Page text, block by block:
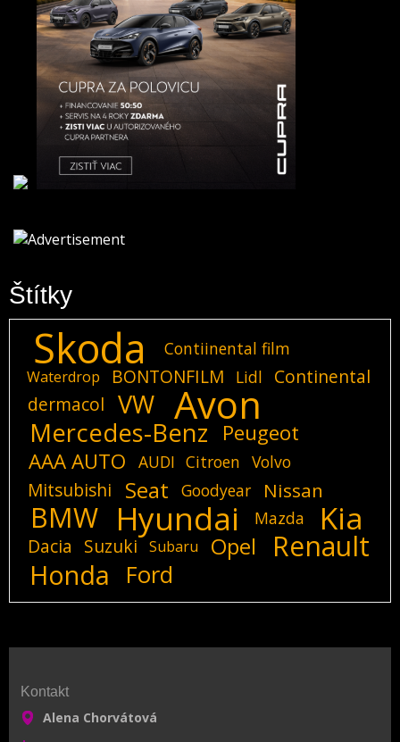
Štítky
Skoda Contiinental film
Waterdrop BONTONFILM Lidl
Continental
dermacol
VW Avon
Mercedes-Benz
Peugeot
AAA AUTO
AUDI Citroen Volvo
Mitsubishi Seat Goodyear Nissan
BMW Hyundai Mazda Kia
Dacia Suzuki Subaru Opel Renault
Honda Ford
Kontakt
Alena Chorvátová